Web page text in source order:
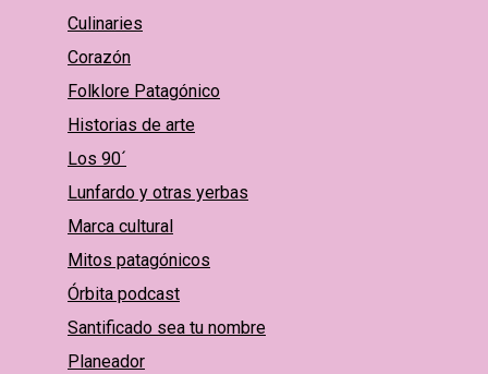
Culinaries
Corazón
Folklore Patagónico
Historias de arte
Los 90´
Lunfardo y otras yerbas
Marca cultural
Mitos patagónicos
Órbita podcast
Santificado sea tu nombre
Planeador